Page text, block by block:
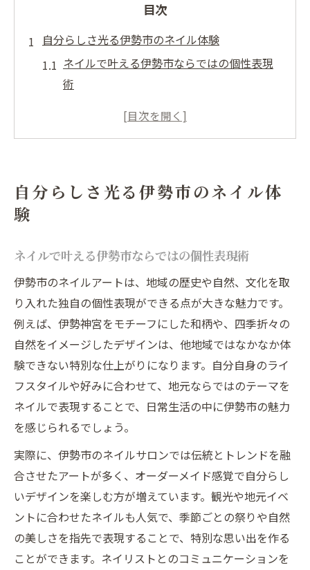
目次
自分らしさ光る伊勢市のネイル体験
ネイルで叶える伊勢市ならではの個性表現
術
ネイルサロン選びで見つける自分らしさの
ジェルネイルで指先から個性を輝かせる方
最新トレンドネイルを伊勢市で楽しむコツ
ネイルサロンで旬のデザインを体験する方
法
大人可愛いトレンドネイルの選び方とコツ
伊勢市で話題のネイルアートを試すポイン
ト
トレンドと個性を両立するネイル体験の魅
力
注目のネイルデザインが叶う新提案
伊勢市で注目のネイルデザイン最新事情
ネイルアートで魅せる人気デザインの秘訣
自分だけのオリジナルネイルを楽しむ方法
ネイルサロン発の新感覚デザイン提案に注
目
自分らしさ光る伊勢市のネイル体
験
ネイルで叶える伊勢市ならではの個性表現術
伊勢市のネイルアートは、地域の歴史や自然、文化を取
り入れた独自の個性表現ができる点が大きな魅力です。
例えば、伊勢神宮をモチーフにした和柄や、四季折々の
自然をイメージしたデザインは、他地域ではなかなか体
験できない特別な仕上がりになります。自分自身のライ
フスタイルや好みに合わせて、地元ならではのテーマを
ネイルで表現することで、日常生活の中に伊勢市の魅力
を感じられるでしょう。
実際に、伊勢市のネイルサロンでは伝統とトレンドを融
合させたアートが多く、オーダーメイド感覚で自分らし
いデザインを楽しむ方が増えています。観光や地元イベ
ントに合わせたネイルも人気で、季節ごとの祭りや自然
の美しさを指先で表現することで、特別な思い出を作る
ことができます。ネイリストとのコミュニケーションを